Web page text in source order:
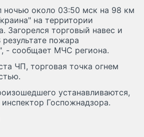
около 03:50 мск на 98 км
на территории
Загорелся торговый навес и
пожара
- сообщает МЧС региона.
ЧП, торговая точка огнем
устанавливаются,
Госпожнадзора.